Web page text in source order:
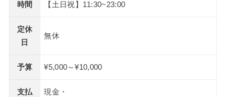
時間
【土日祝】11:30~23:00
定休
日
無休
予算 ¥5,000～¥10,000
支払
現金・